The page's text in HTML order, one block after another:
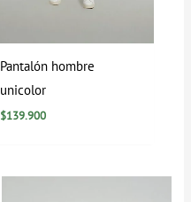
Pantalón hombre
unicolor
$139.900